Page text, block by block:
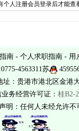
个人注册会员登录后才能查
南 - 个人求职指南 - 用
4563311苏
址：贵港市港北区金港
务经营许可证： 桂B2-
明：任何人未经允许